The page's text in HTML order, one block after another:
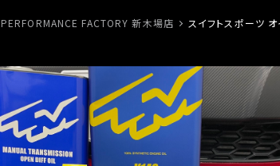
PERFORMANCE FACTORY 新木場店 スイフトスポーツ オ